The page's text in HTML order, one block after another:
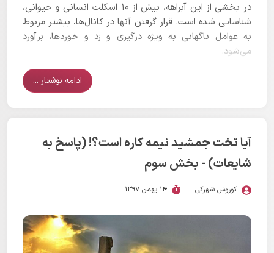
در بخشی از این آبراهه، بیش از ۱۰ اسکلت انسانی و حیوانی،
شناسایی شده است. قرار گرفتن آنها در کانال‌ها، بیشتر مربوط
به عوامل ناگهانی به ویژه درگیری و زد و خوردها، برآورد
می‌شود.
ادامه نوشتار ...
آیا تخت جمشید نیمه کاره است؟! (پاسخ به
شایعات) - بخش سوم
کوروش شهرکی 14 بهمن 1397